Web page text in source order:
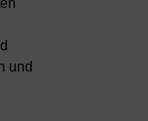
und